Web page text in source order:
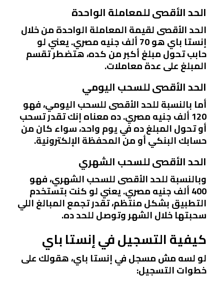
الحد الأقصى للمعاملة الواحدة
الحد الأقصى لقيمة المعاملة الواحدة من خلال
إنستا باي هو 70 ألف جنيه مصري. يعني لو
حابب تحول مبلغ أكبر من كده، هتضطر تقسم
المبلغ على عدة معاملات.
الحد الأقصى للسحب اليومي
أما بالنسبة للحد الأقصى للسحب اليومي، فهو
120 ألف جنيه مصري. ده معناه إنك تقدر تسحب
أو تحول المبلغ ده في يوم واحد، سواء كان من
حسابك البنكي أو من المحفظة الإلكترونية.
الحد الأقصى للسحب الشهري
وبالنسبة للحد الأقصى للسحب الشهري، فهو
400 ألف جنيه مصري. يعني لو كنت بتستخدم
التطبيق بشكل منتظم، تقدر تجمع المبالغ اللي
سحبتها خلال الشهر وتوصل للحد ده.
كيفية التسجيل في إنستا باي
لو لسه مش مسجل في إنستا باي، هقولك على
خطوات التسجيل: